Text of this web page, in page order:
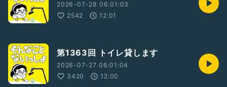
2026-07-28 06:01:03
2542
12:01
第1363回 トイレ貸します
2026-07-27 06:01:04
3420
12:00